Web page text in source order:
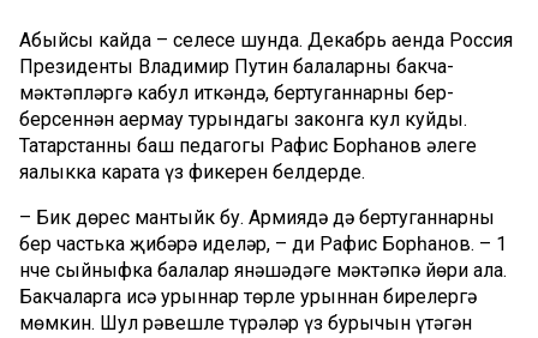
Абыйсы кайда – сеңлесе шунда. Декабрь аенда Россия
Президенты Владимир Путин балаларны бакча-
мәктәпләргә кабул иткәндә, бертуганнарны бер-
берсеннән аермау турындагы законга кул куйды.
Татарстанның баш педагогы Рафис Борһанов әлеге
яңалыкка карата үз фикерен белдерде.
– Бик дөрес мантыйк бу. Армиядә дә бертуганнарны
бер частька җибәрә иделәр, – ди Рафис Борһанов. – 1
нче сыйныфка балалар янәшәдәге мәктәпкә йөри ала.
Бакчаларга исә урыннар төрле урыннан бирелергә
мөмкин. Шул рәвешле түрәләр үз бурычын үтәгән